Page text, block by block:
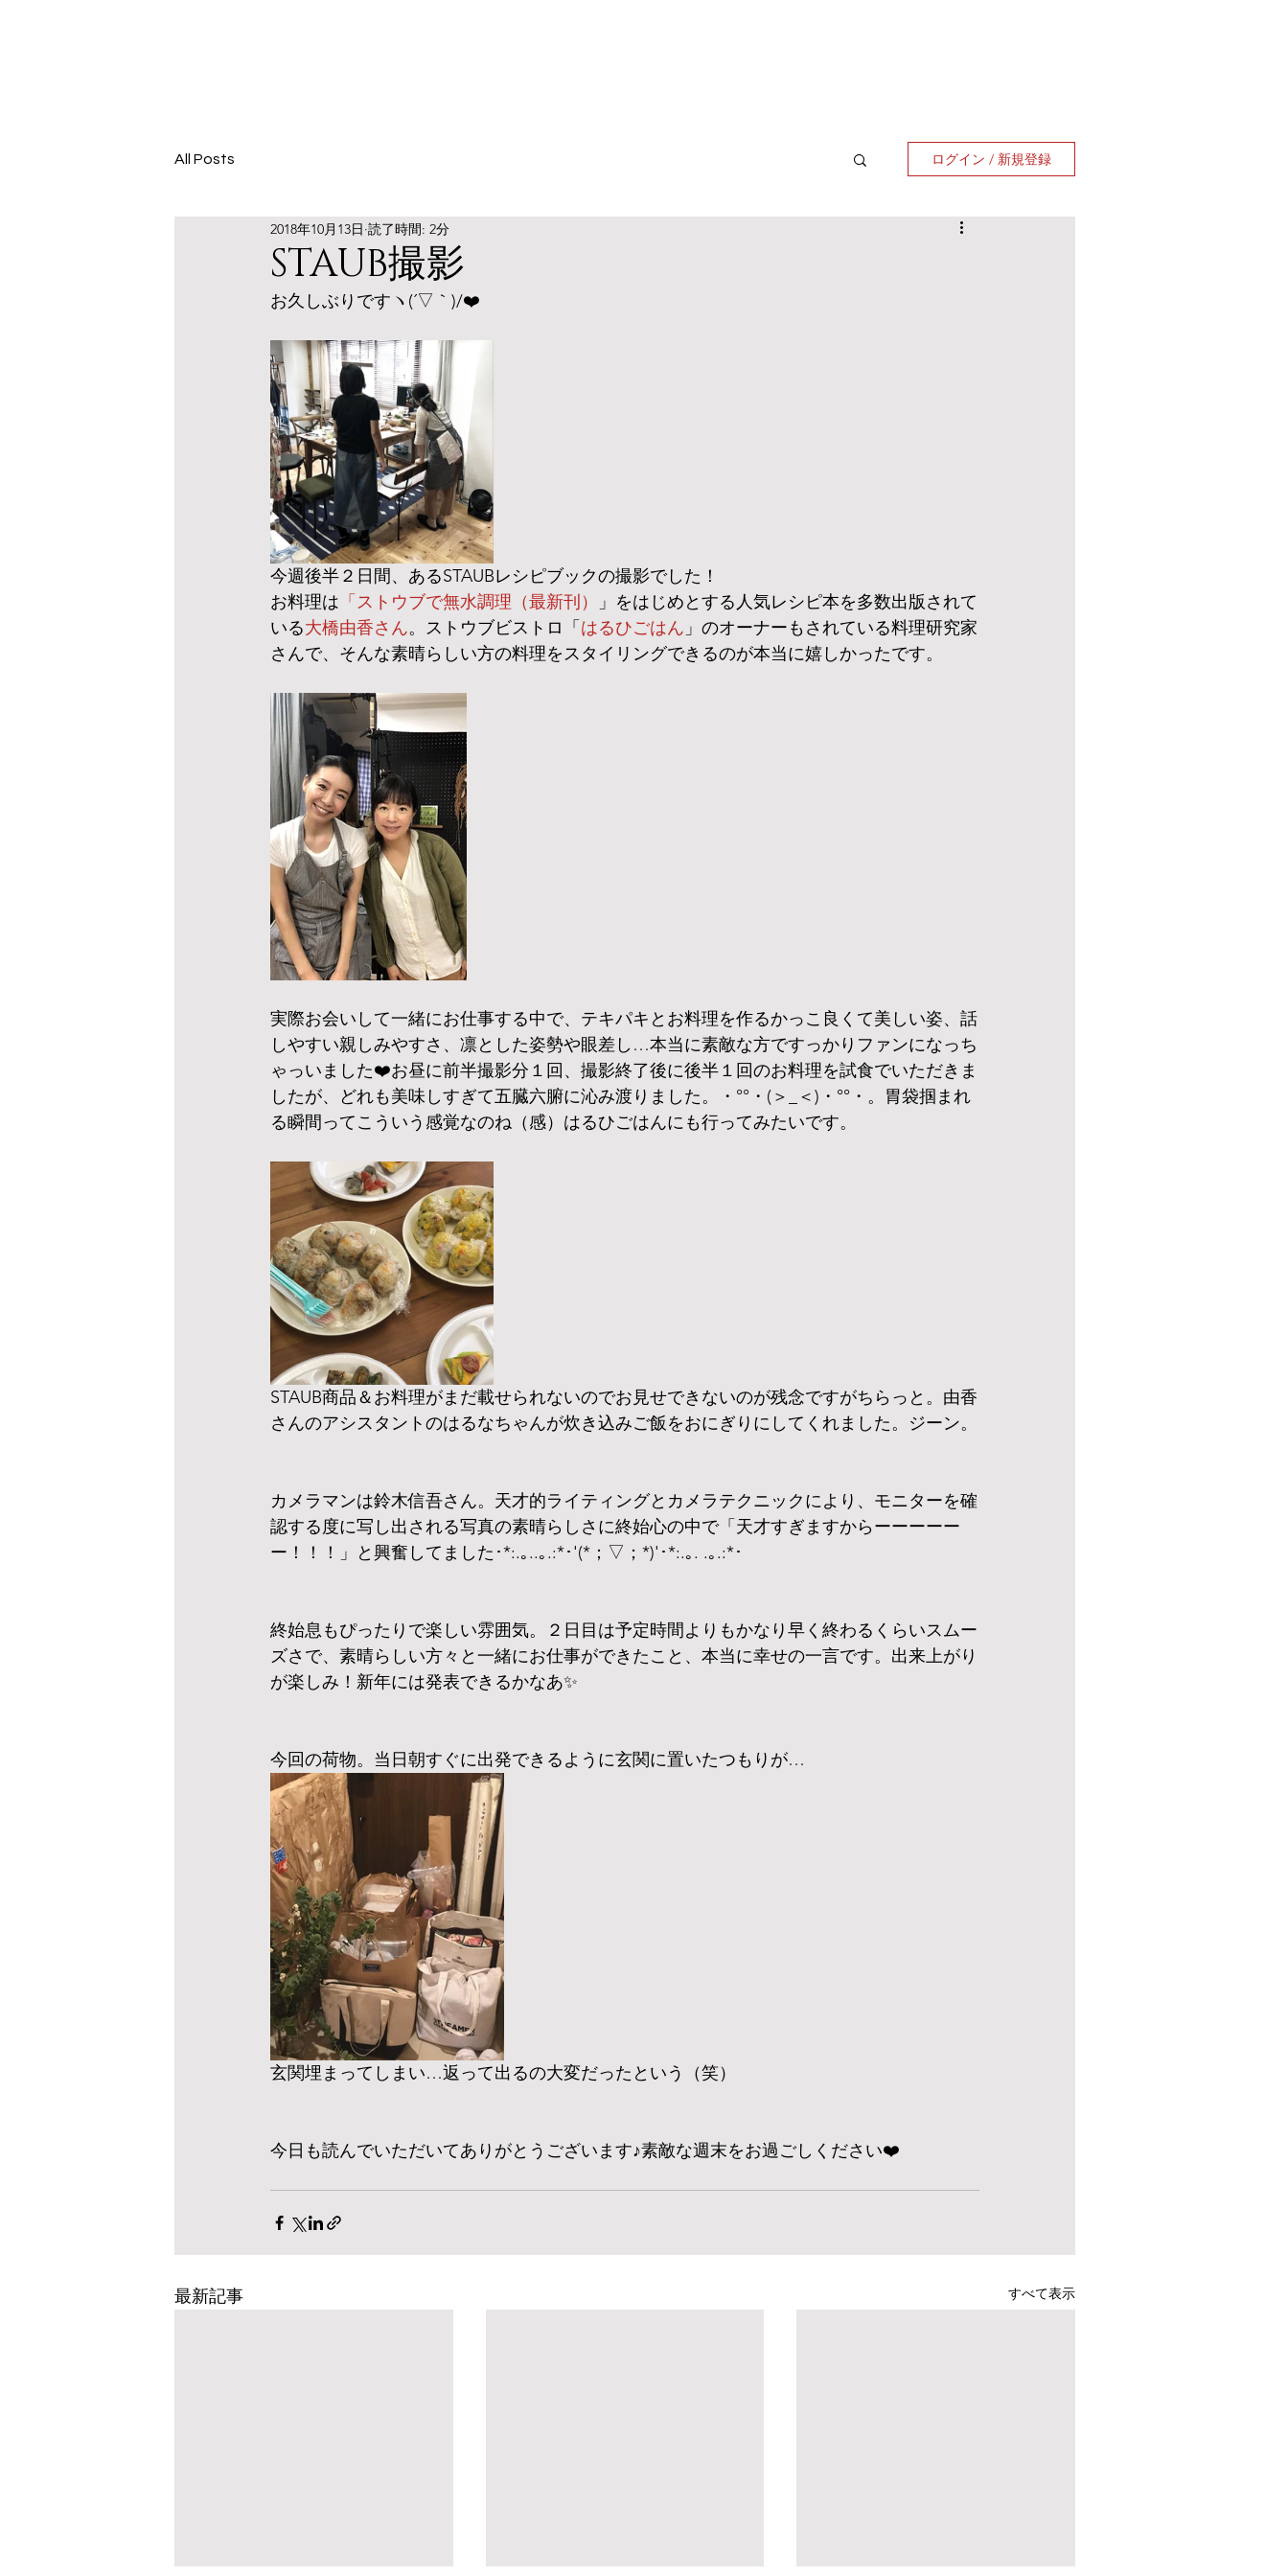
All Posts ログイン / 新規登録
STAUB撮影
2018年10月13日 読了時間: 2分
お久しぶりですヽ(´▽｀)/❤️
今週後半２日間、あるSTAUBレシピブックの撮影でした！
お料理は 「ストウブで無水調理（最新刊）
」をはじめとする人気レシピ本を多数出版されて
いる大橋由香さん。ストウブビストロ「 はるひごはん 」のオーナーもされている料理研究家
さんで、そんな素晴らしい方の料理をスタイリングできるのが本当に嬉しかったです。
実際お会いして一緒にお仕事する中で、テキパキとお料理を作るかっこ良くて美しい姿、話
しやすい親しみやすさ、凛とした姿勢や眼差し…本当に素敵な方ですっかりファンになっち
ゃっいました❤️お昼に前半撮影分１回、撮影終了後に後半１回のお料理を試食でいただきま
したが、どれも美味しすぎて五臓六腑に沁み渡りました。・°°・(＞_＜)・°°・。胃袋掴まれ
る瞬間ってこういう感覚なのね（感）はるひごはんにも行ってみたいです。
STAUB商品＆お料理がまだ載せられないのでお見せできないのが残念ですがちらっと。由香
さんのアシスタントのはるなちゃんが炊き込みご飯をおにぎりにしてくれました。ジーン。
カメラマンは鈴木信吾さん。天才的ライティングとカメラテクニックにより、モニターを確
認する度に写し出される写真の素晴らしさに終始心の中で「天才すぎますからーーーーー
ー！！！」と興奮してました･*:.｡..｡.:*･'(*；▽；*)'･*:.｡. .｡.:*･
終始息もぴったりで楽しい雰囲気。２日目は予定時間よりもかなり早く終わるくらいスムー
ズさで、素晴らしい方々と一緒にお仕事ができたこと、本当に幸せの一言です。出来上がり
が楽しみ！新年には発表できるかなあ✨
今回の荷物。当日朝すぐに出発できるように玄関に置いたつもりが…
玄関埋まってしまい…返って出るの大変だったという（笑）
今日も読んでいただいてありがとうございます♪素敵な週末をお過ごしください❤️
最新記事 すべて表示